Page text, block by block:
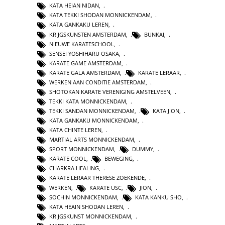
KATA HEIAN NIDAN,
KATA TEKKI SHODAN MONNICKENDAM,
KATA GANKAKU LEREN,
KRIJGSKUNSTEN AMSTERDAM
BUNKAI
NIEUWE KARATESCHOOL
SENSEI YOSHIHARU OSAKA
KARATE GAME AMSTERDAM
KARATE GALA AMSTERDAM
KARATE LERAAR
WERKEN AAN CONDITIE AMSTERDAM
SHOTOKAN KARATE VERENIGING AMSTELVEEN
TEKKI KATA MONNICKENDAM
TEKKI SANDAN MONNICKENDAM, KATA JION,
KATA GANKAKU MONNICKENDAM,
KATA CHINTE LEREN,
MARTIAL ARTS MONNICKENDAM,
SPORT MONNICKENDAM, DUMMY,
KARATE COOL, BEWEGING,
CHARKRA HEALING,
KARATE LERAAR THERESE ZOEKENDE,
WERKEN
KARATE USC JION
SOCHIN MONNICKENDAM
KATA KANKU SHO
KATA HEAIN SHODAN LEREN
KRIJGSKUNST MONNICKENDAM